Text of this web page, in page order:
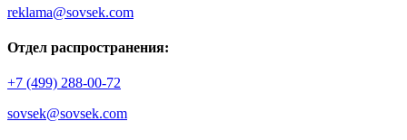
reklama@sovsek.com
Отдел распространения:
+7 (499) 288-00-72
sovsek@sovsek.com